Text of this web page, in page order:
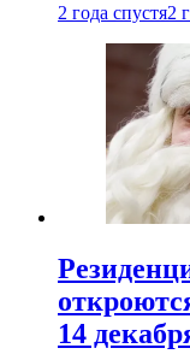
2 года спустя2
14